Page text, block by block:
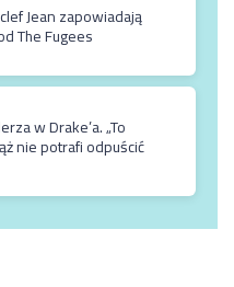
Jean zapowiadają
The Fugees
w Drake’a. „To
nie potrafi odpuścić